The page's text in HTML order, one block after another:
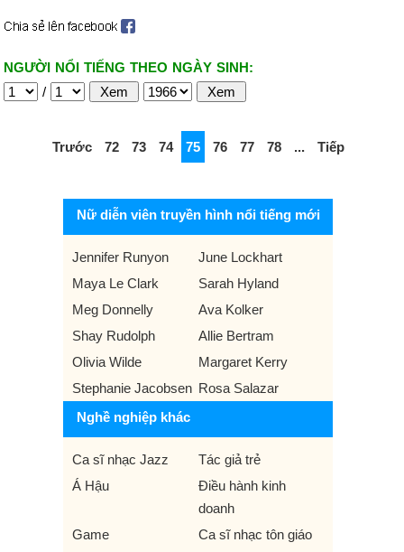
NGƯỜI NỔI TIẾNG THEO NGÀY SINH:
/
Trước 72 73 74 75 76 77 78 ... Tiếp
Nữ diễn viên truyền hình nổi tiếng mới
Jennifer Runyon
June Lockhart
Maya Le Clark
Sarah Hyland
Meg Donnelly
Ava Kolker
Shay Rudolph
Allie Bertram
Olivia Wilde
Margaret Kerry
Stephanie Jacobsen Rosa Salazar
Nghề nghiệp khác
Ca sĩ nhạc Jazz
Tác giả trẻ
Á Hậu
Điều hành kinh
doanh
Game
Ca sĩ nhạc tôn giáo